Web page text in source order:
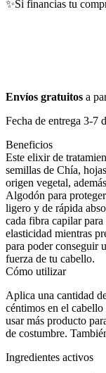
✨Si financias tu
Envíos gratuitos a
Fecha de entrega 3-7
Beneficios
Este elixir de
semillas de Chía,
origen vegetal,
Algodón para
ligero y de rápida
cada fibra capilar
elasticidad mientras
para poder conseguir
fuerza de tu cabello.
Cómo utilizar
Aplica una cantidad
céntimos en el
usar más producto
de costumbre.
Ingredientes activos